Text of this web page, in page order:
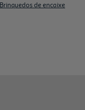
Brinquedos de encaixe